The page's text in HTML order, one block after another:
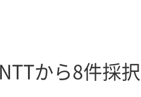
から8件採択